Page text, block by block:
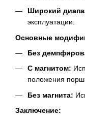
Широкий
эксплуатации.
Основные
Без
С магнитом:
положения
Без магнита:
Заключение: